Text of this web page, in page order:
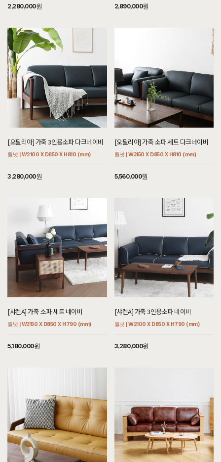
2,280,000원 2,890,000원
[오필리아] 가죽 3인용소파 다크네이비
월넛 | W2100 X D850 X H810 (mm)
3,280,000원
[오필리아] 가죽 소파 세트 다크네이비
월넛 | W3150 X D850 X H810 (mm)
5,560,000원
[샤렌A] 가죽 소파 세트 네이비
월넛 | W3150 X D850 X H790 (mm)
5,180,000원
[샤렌A] 가죽 3인용소파 네이비
월넛 | W2100 X D850 X H790 (mm)
3,280,000원